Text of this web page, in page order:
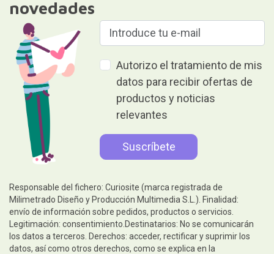
novedades
Autorizo el tratamiento de mis
datos para recibir ofertas de
productos y noticias
relevantes
Responsable del fichero: Curiosite (marca registrada de
Milimetrado Diseño y Producción Multimedia S.L.). Finalidad:
envío de información sobre pedidos, productos o servicios.
Legitimación: consentimiento.Destinatarios: No se comunicarán
los datos a terceros. Derechos: acceder, rectificar y suprimir los
datos, así como otros derechos, como se explica en la